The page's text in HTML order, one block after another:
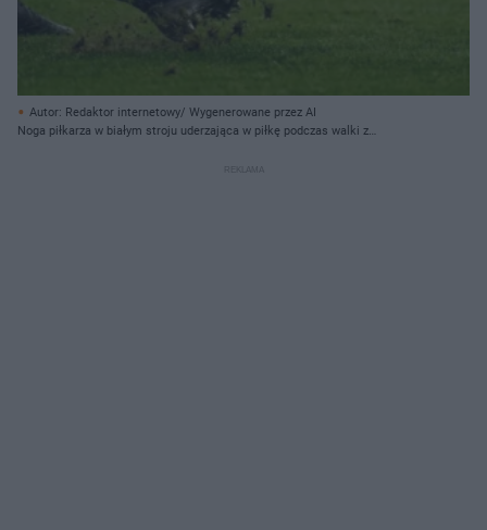
Autor: Redaktor internetowy/ Wygenerowane przez AI
Noga piłkarza w białym stroju uderzająca w piłkę podczas walki z